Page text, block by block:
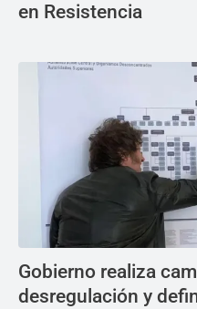
en Resistencia
Gobierno realiza
desregulación y